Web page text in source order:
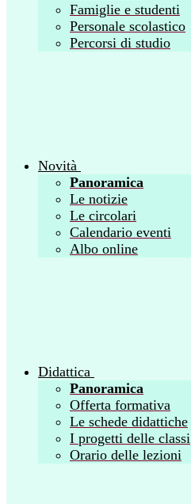
Famiglie e studenti
Personale scolastico
Percorsi di studio
Novità
Panoramica
Le notizie
Le circolari
Calendario eventi
Albo online
Didattica
Panoramica
Offerta formativa
Le schede didattiche
I progetti delle classi
Orario delle lezioni